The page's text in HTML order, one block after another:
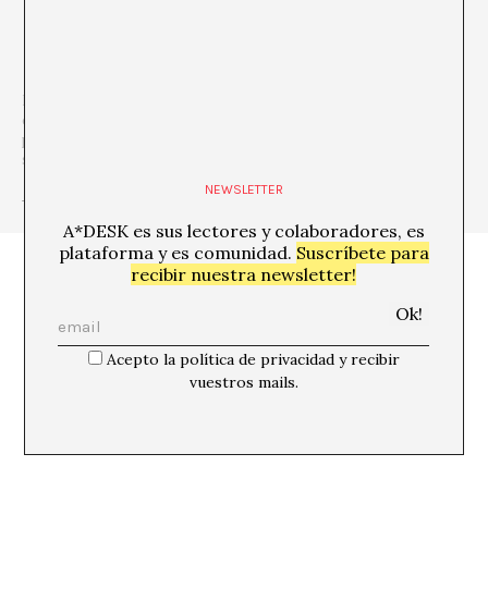
Director de Index Foundation en Estocolmo, comisario de
exposiciones y crítico de arte. Sí, después de Judith Butler se
puede ser varias cosas al mismo tiempo. Piensa que las preguntas
son importantes y que, a veces, preguntar significa señalar.
+ Ver todas las publicaciones del autor/a
NEWSLETTER
A*DESK es sus lectores y colaboradores, es
plataforma y es comunidad. Suscríbete para
recibir nuestra newsletter!
Acepto la política de privacidad y recibir
vuestros mails.